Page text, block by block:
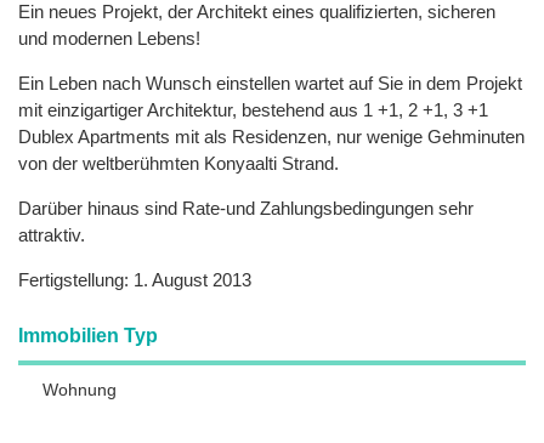
Ein neues Projekt, der Architekt eines qualifizierten, sicheren
und modernen Lebens!
Ein Leben nach Wunsch einstellen wartet auf Sie in dem Projekt
mit einzigartiger Architektur, bestehend aus 1 +1, 2 +1, 3 +1
Dublex Apartments mit als Residenzen, nur wenige Gehminuten
von der weltberühmten Konyaalti Strand.
Darüber hinaus sind Rate-und Zahlungsbedingungen sehr
attraktiv.
Fertigstellung: 1. August 2013
Immobilien Typ
Wohnung